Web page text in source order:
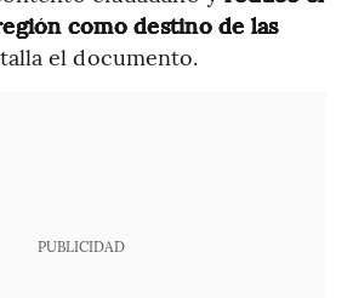
como destino de las
el documento.
PUBLICIDAD